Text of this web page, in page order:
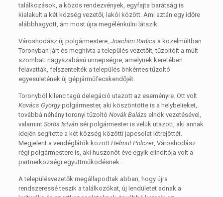
találkozások, a közös rendezvények, egyfajta barátság is
kialakult a két község vezetői, lakói között. Ami aztán egy időre
alábbhagyott, ám most újra megélénkülni látszik.
Városhodász új polgármestere, Joachim Radics a közelmúltban
Toronyban járt és meghívta a település vezetőit, tűzoltóit a múlt
szombati nagyszabású ünnepségre, amelynek keretében
felavatták, felszentelték a település önkéntes tűzoltó
egyesületének új gépjárműfecskendőjét.
Toronyból kilenc tagú delegáció utazott az eseményre. Ott volt
Kovács Györgypolgármester, aki köszöntötte is a helybelieket,
továbbá néhány toronyi tűzoltó Novák Balázs elnök vezetésével,
valamint Sörös Istvánséi polgármester is velük utazott, aki annak
idején segítette a két község közötti japcsolat létrejöttét.
Megjelent a vendéglátók között Helmut Polczer, Városhodász
régi polgármestere is, aki huszonöt éve egyik elindítója volt a
partnerközségi együttműködésnek.
A településvezetők megállapodtak abban, hogy újra
rendszeressé teszik a találkozókat, új lendületet adnak a